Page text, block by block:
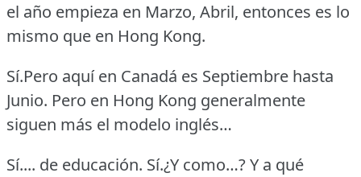
el año empieza en Marzo, Abril, entonces es lo
mismo que en Hong Kong.
Sí.Pero aquí en Canadá es Septiembre hasta
Junio. Pero en Hong Kong generalmente
siguen más el modelo inglés…
Sí.... de educación. Sí.¿Y como…?Y a qué